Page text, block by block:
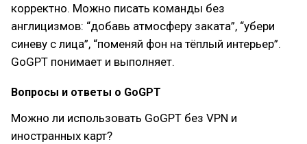
корректно. Можно писать команды без
англицизмов: “добавь атмосферу заката”, “убери
синеву с лица”, “поменяй фон на тёплый интерьер”.
GoGPT понимает и выполняет.
Вопросы и ответы о GoGPT
Можно ли использовать GoGPT без VPN и
иностранных карт?